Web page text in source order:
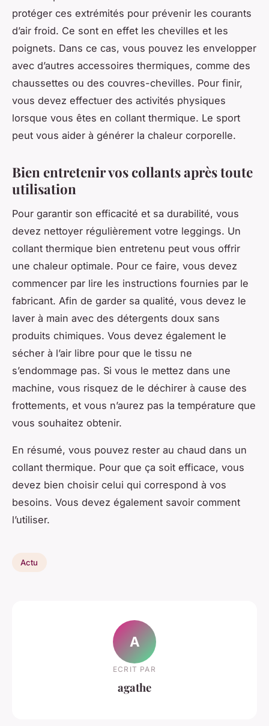
protéger ces extrémités pour prévenir les courants
d’air froid. Ce sont en effet les chevilles et les
poignets. Dans ce cas, vous pouvez les envelopper
avec d’autres accessoires thermiques, comme des
chaussettes ou des couvres-chevilles. Pour finir,
vous devez effectuer des activités physiques
lorsque vous êtes en collant thermique. Le sport
peut vous aider à générer la chaleur corporelle.
Bien entretenir vos collants après toute
utilisation
Pour garantir son efficacité et sa durabilité, vous
devez nettoyer régulièrement votre leggings. Un
collant thermique bien entretenu peut vous offrir
une chaleur optimale. Pour ce faire, vous devez
commencer par lire les instructions fournies par le
fabricant. Afin de garder sa qualité, vous devez le
laver à main avec des détergents doux sans
produits chimiques. Vous devez également le
sécher à l’air libre pour que le tissu ne
s’endommage pas. Si vous le mettez dans une
machine, vous risquez de le déchirer à cause des
frottements, et vous n’aurez pas la température que
vous souhaitez obtenir.
En résumé, vous pouvez rester au chaud dans un
collant thermique. Pour que ça soit efficace, vous
devez bien choisir celui qui correspond à vos
besoins. Vous devez également savoir comment
l’utiliser.
Actu
A
ECRIT PAR
agathe